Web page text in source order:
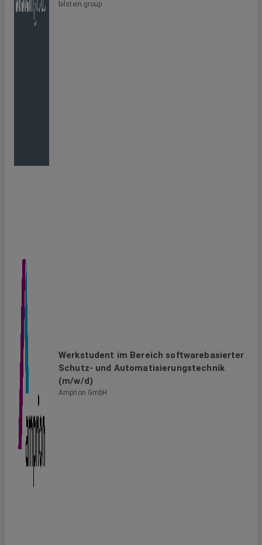
bilstein group
Werkstudent im Bereich softwarebasierter
Schutz- und Automatisierungstechnik
(m/w/d)
Amprion GmbH